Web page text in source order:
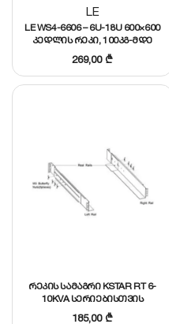
LE
LE WS4-6606 – 6U-18U 600×600
კედლის რეკი, 100კგ-მდე
დატვირთვით
269,00₾
რეკის სამაგრი KSTAR RT 6-
10KVA სერიებისთვის
185,00₾